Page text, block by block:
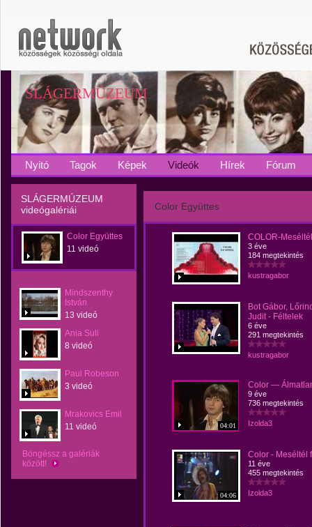
SLÁGERMÚZEUM
Nyitó Tagok Képek Videók Hírek Fórum
SLÁGERMÚZEUM
videógalériái
Color Együttes
11 videó
Mindszenthy
István
13 videó
Ania Suli
8 videó
Paul Robeson
3 videó
Mrakovics Emil
11 videó
Böngéssz a galériák
között!
Color Együttes
COLOR-Meséltél
3 éve
184 megtekintés
kustragabor
Bot Gábor,
Judit - Féltelek
6 éve
291 megtekintés
kustragabor
04:01
Color —
9 éve
736 megtekintés
Izolda3
04:06
Color - Meséltél
11 éve
455 megtekintés
Izolda3